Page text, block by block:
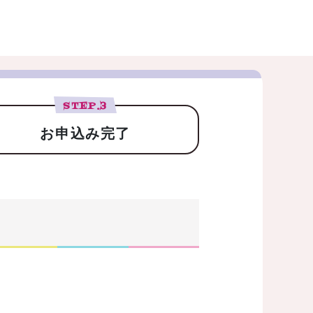
STEP.3
お申込み完了